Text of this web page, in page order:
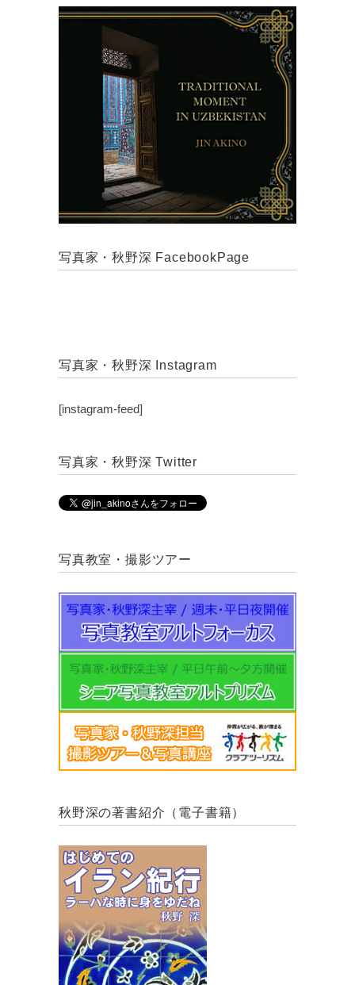
写真家・秋野深 FacebookPage
写真家・秋野深 Instagram
[instagram-feed]
写真家・秋野深 Twitter
写真教室・撮影ツアー
秋野深の著書紹介（電子書籍）